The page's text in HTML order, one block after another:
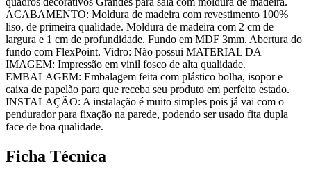
ACABAMENTO: Moldura de madeira com revestimento 100%
liso, de primeira qualidade. Moldura de madeira com 2 cm de
largura e 1 cm de profundidade. Fundo em MDF 3mm. Abertura do
fundo com FlexPoint. Vidro: Não possui MATERIAL DA
IMAGEM: Impressão em vinil fosco de alta qualidade.
EMBALAGEM: Embalagem feita com plástico bolha, isopor e
caixa de papelão para que receba seu produto em perfeito estado.
INSTALAÇÃO: A instalação é muito simples pois já vai com o
pendurador para fixação na parede, podendo ser usado fita dupla
face de boa qualidade.
Ficha Técnica